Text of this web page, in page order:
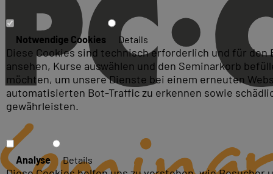
ITIL Schulungen und ITIL
Notwendige Cookies Details
Diese Cookies sind technisch erforderlich und für
ansehen, Kurse auswählen und den Seminarkorb
möchten, um unsere Dienste bei einem erneuten
automatisierten Bot-Traffic zu erkennen sowie
gewährleisten.
Analyse Details